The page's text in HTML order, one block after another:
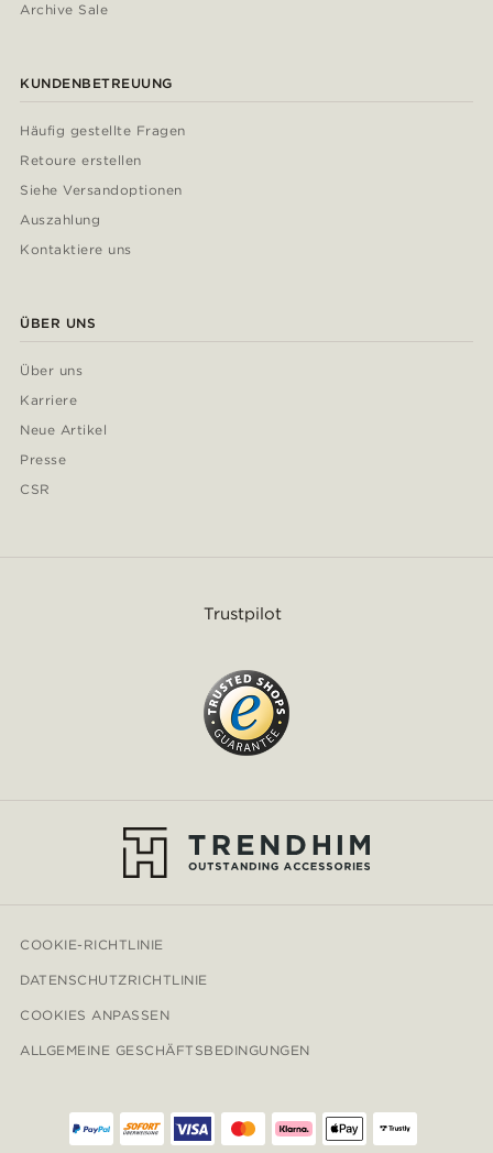
Archive Sale
KUNDENBETREUUNG
Häufig gestellte Fragen
Retoure erstellen
Siehe Versandoptionen
Auszahlung
Kontaktiere uns
ÜBER UNS
Über uns
Karriere
Neue Artikel
Presse
CSR
Trustpilot
COOKIE-RICHTLINIE
DATENSCHUTZRICHTLINIE
COOKIES ANPASSEN
ALLGEMEINE GESCHÄFTSBEDINGUNGEN